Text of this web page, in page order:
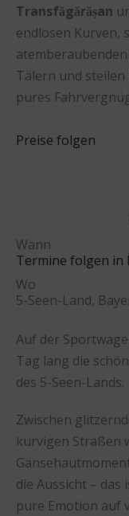
Transfăgărășan
endlosen Kurven,
Tälern und
pures
Preise folgen
Wann
Termine folgen in
Wo
5-Seen-Land,
Auf der
Tag lang die
des 5-Seen-Lands.
Zwischen
kurvigen Straßen
die Aussicht –
pure Emotion auf